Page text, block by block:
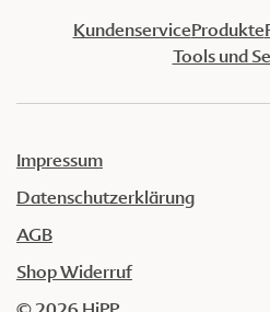
KundenserviceProdukte
Tools und
Impressum
Datenschutzerklärung
AGB
Shop Widerruf